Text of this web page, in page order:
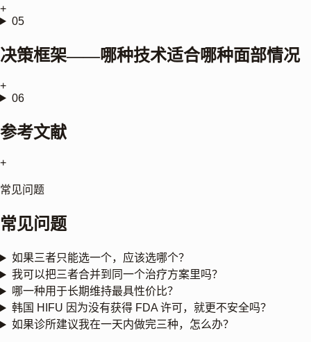
+
05
决策框架——哪种技术适合哪种面部情况
+
06
参考文献
+
常见问题
常见问题
如果三者只能选一个，应该选哪个？
我可以把三者合并到同一个治疗方案里吗？
哪一种用于长期维持最具性价比？
韩国 HIFU 因为没有获得 FDA 许可，就更不安全吗？
如果诊所建议我在一天内做完三种，怎么办？